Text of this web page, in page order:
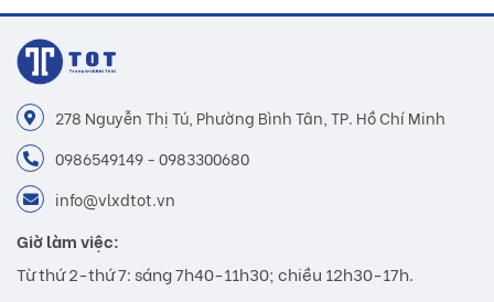
278 Nguyễn Thị Tú, Phường Bình Tân, TP. Hồ Chí Minh
0986549149 - 0983300680
info@vlxdtot.vn
Giờ làm việc:
Từ thứ 2-thứ 7: sáng 7h40-11h30; chiều 12h30-17h.